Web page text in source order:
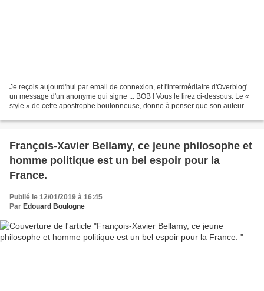
Je reçois aujourd'hui par email de connexion, et l'intermédiaire d'Overblog'
un message d'un anonyme qui signe ... BOB ! Vous le lirez ci-dessous. Le «
style » de cette apostrophe boutonneuse, donne à penser que son auteur
François-Xavier Bellamy, ce jeune philosophe et
homme politique est un bel espoir pour la
France.
Publié le 12/01/2019 à 16:45
Par Edouard Boulogne